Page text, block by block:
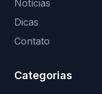
Notícias
Dicas
Contato
Categorias